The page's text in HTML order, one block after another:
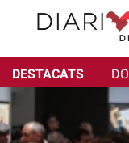
DESTACATS